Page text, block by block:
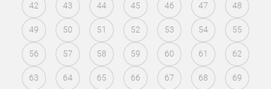
42 43 44 45 46 47 48
49 50 51 52 53 54 55
56 57 58 59 60 61 62
63 64 65 66 67 68 69